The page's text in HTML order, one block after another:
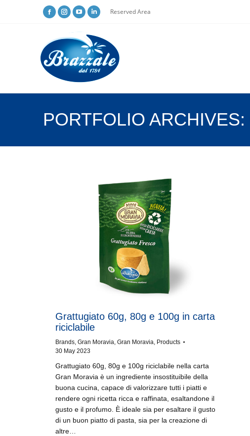
Reserved Area
PORTFOLIO ARCHIVES:
Grattugiato 60g, 80g e 100g in carta
riciclabile
Brands, Gran Moravia, Gran Moravia, Products
30 May 2023
Grattugiato 60g, 80g e 100g riciclabile nella carta
Gran Moravia è un ingrediente insostituibile della
buona cucina, capace di valorizzare tutti i piatti e
rendere ogni ricetta ricca e raffinata, esaltandone il
gusto e il profumo. È ideale sia per esaltare il gusto
di un buon piatto di pasta, sia per la creazione di
altre…